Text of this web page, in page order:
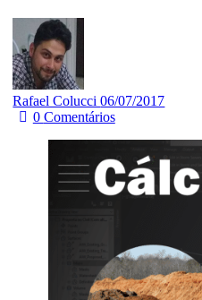
Rafael Colucci06/07/2017
0 Comentários